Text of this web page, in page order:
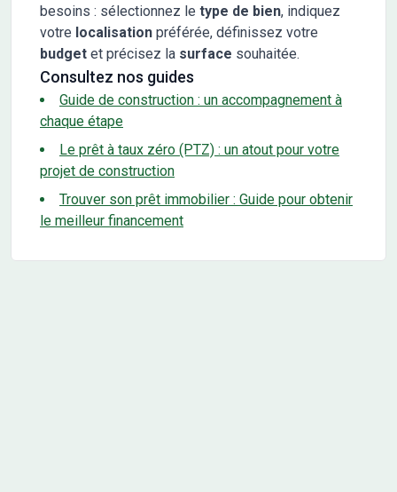
besoins : sélectionnez le type de bien, indiquez
votre localisation préférée, définissez votre
budget et précisez la surface souhaitée.
Consultez nos guides
Guide de construction : un accompagnement à
chaque étape
Le prêt à taux zéro (PTZ) : un atout pour votre
projet de construction
Trouver son prêt immobilier : Guide pour obtenir
le meilleur financement